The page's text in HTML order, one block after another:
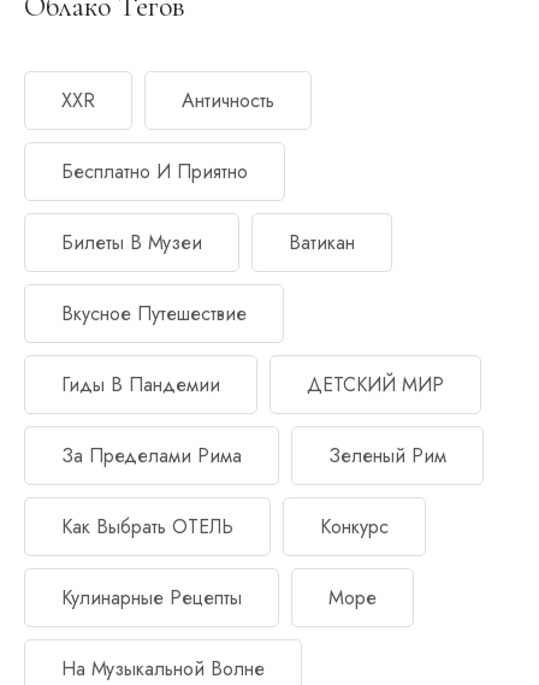
XXR Античность
Бесплатно И Приятно
Билеты В Музеи Ватикан
Вкусное Путешествие
Гиды В Пандемии ДЕТСКИЙ МИР
За Пределами Рима Зеленый Рим
Как Выбрать ОТЕЛЬ Конкурс
Кулинарные Рецепты Море
На Музыкальной Волне